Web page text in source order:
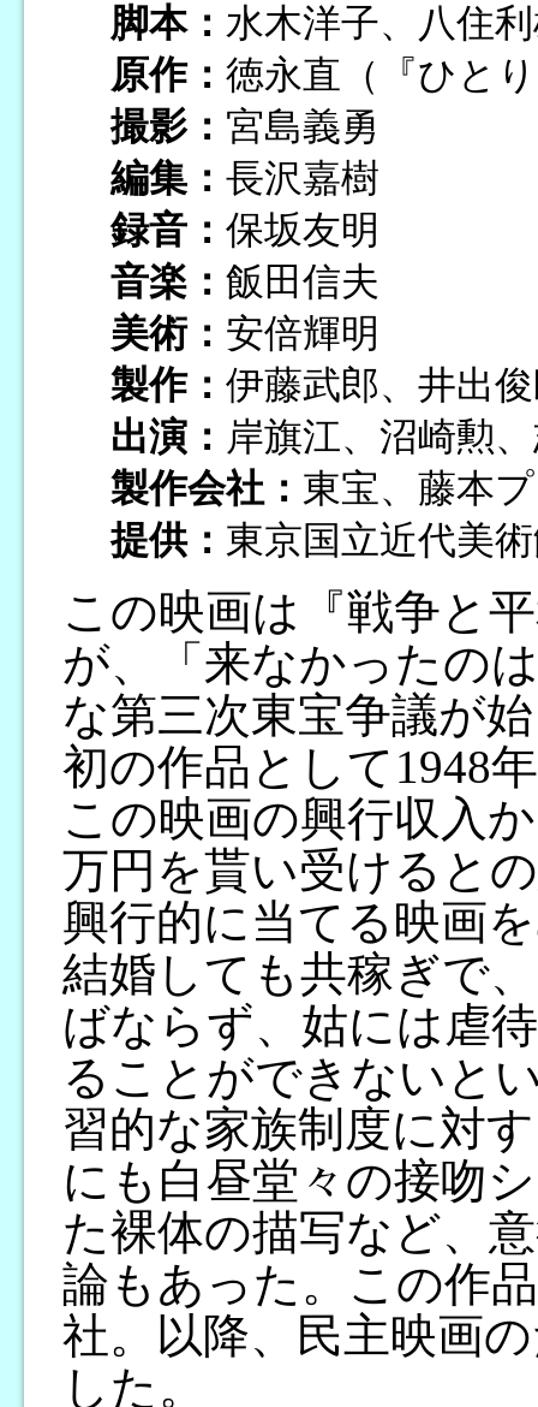
脚本： 水木洋子、八住
原作： 徳永直（『ひと
撮影： 宮島義勇
編集： 長沢嘉樹
録音： 保坂友明
音楽： 飯田信夫
美術： 安倍輝明
製作： 伊藤武郎、井出
出演： 岸旗江、沼崎勲
製作会社： 東宝、藤本
提供： 東京国立近代美
この映画は『戦争と
が、「来なかったの
な第三次東宝争議が
初の作品として1948
この映画の興行収入
万円を貰い受けると
興行的に当てる映画
結婚しても共稼ぎで
ばならず、姑には虐
ることができないと
習的な家族制度に対
にも白昼堂々の接吻
た裸体の描写など、
論もあった。この作
社。以降、民主映画
した。